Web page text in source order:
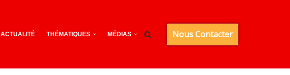
ACTUALITÉ THÉMATIQUES MÉDIAS Nous Contacter